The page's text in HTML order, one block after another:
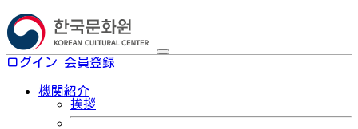
ログイン 会員登録
機関紹介
挨拶